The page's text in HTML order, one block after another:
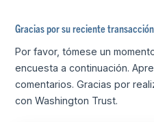
Gracias por su reciente
Por favor, tómese un
encuesta a continuación.
comentarios. Gracias por
con Washington Trust.